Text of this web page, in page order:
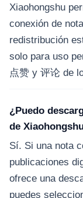
Xiaohongshu
conexión de
redistribución
solo para uso
点赞 y 评论 de
¿Puedo
de
Sí. Si una nota
publicaciones
ofrece una
puedes